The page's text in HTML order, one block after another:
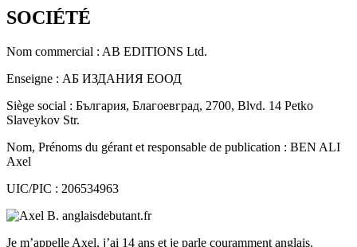
SOCIÉTÉ
Nom commercial : AB EDITIONS Ltd.
Enseigne : АБ ИЗДАНИЯ ЕООД
Siège social : България, Благоевград, 2700, Blvd. 14 Petko
Slaveykov Str.
Nom, Prénoms du gérant et responsable de publication : BEN ALI
Axel
UIC/PIC : 206534963
Je m’appelle Axel, j’ai 14 ans et je parle couramment anglais.